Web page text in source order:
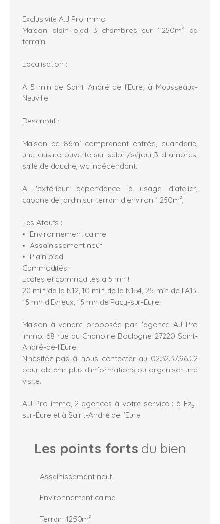
Exclusivité A.J Pro immo
Maison plain pied 3 chambres sur 1.250m² de
terrain.
Localisation :
A 5 min de Saint André de l'Eure, à Mousseaux-
Neuville
Descriptif :
Maison de 86m² comprenant entrée, buanderie,
une cuisine ouverte sur salon/séjour,3 chambres,
salle de douche, wc indépendant.
A l'extérieur dépendance à usage d'atelier,
cabane de jardin sur terrain d'environ 1.250m²,
Les Atouts :
Environnement calme
Assainissement neuf
Plain pied
Commodités :
Ecoles et commodités à 5 mn !
20 min de la N12, 10 min de la N154, 25 min de l'A13.
15 mn d'Evreux, 15 mn de Pacy-sur-Eure.
Maison à vendre proposée par l'agence AJ Pro
immo, 68 rue du Chanoine Boulogne 27220 Saint-
André-de-l'Eure
N'hésitez pas à nous contacter au 02.32.37.96.02
pour obtenir plus d'informations ou organiser une
visite.
A.J Pro immo, 2 agences à votre service : à Ezy-
sur-Eure et à Saint-André de l’Eure.
Les points forts du bien
Assainissement neuf
Environnement calme
Terrain 1250m²